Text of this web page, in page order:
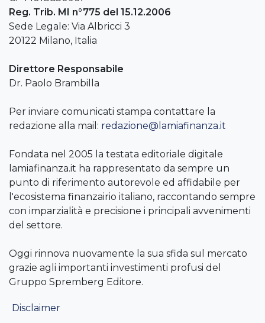
Reg. Trib. MI n°775 del 15.12.2006
Sede Legale: Via Albricci 3
20122 Milano, Italia
Direttore Responsabile
Dr. Paolo Brambilla
Per inviare comunicati stampa contattare la
redazione alla mail: redazione@lamiafinanza.it
Fondata nel 2005 la testata editoriale digitale
lamiafinanza.it ha rappresentato da sempre un
punto di riferimento autorevole ed affidabile per
l'ecosistema finanzairio italiano, raccontando sempre
con imparzialità e precisione i principali avvenimenti
del settore.
Oggi rinnova nuovamente la sua sfida sul mercato
grazie agli importanti investimenti profusi del
Gruppo Spremberg Editore.
Disclaimer